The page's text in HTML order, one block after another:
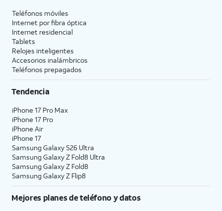
Teléfonos móviles
Internet por fibra óptica
Internet residencial
Tablets
Relojes inteligentes
Accesorios inalámbricos
Teléfonos prepagados
Tendencia
iPhone 17 Pro Max
iPhone 17 Pro
iPhone Air
iPhone 17
Samsung Galaxy S26 Ultra
Samsung Galaxy Z Fold8 Ultra
Samsung Galaxy Z Fold8
Samsung Galaxy Z Flip8
Mejores planes de teléfono y datos